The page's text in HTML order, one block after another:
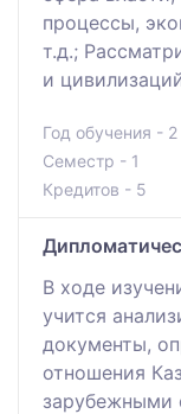
процессы,
т.д.;
и
Год обучения - 2
Семестр - 1
Кредитов - 5
В ходе
учится
документы,
отношения
зарубежными